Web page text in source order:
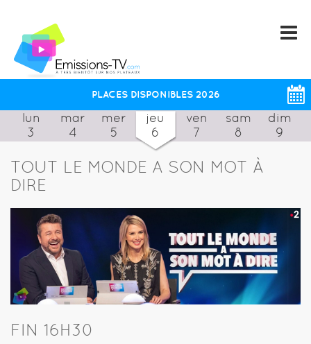
PLACES DISPONIBLES 2026
lun
3
mar
4
mer
5
jeu
6
ven
7
sam
8
dim
9
TOUT LE MONDE A SON MOT À
DIRE
FIN 16H30